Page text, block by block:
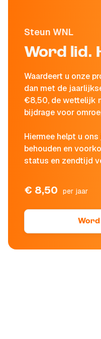
Steun WNL
Word lid.
Waardeert u onze
dan met de
€8,50, de wettelijk
bijdrage voor
Hiermee helpt u
behouden en
status en zendtijd
€ 8,50 per jaar
Word